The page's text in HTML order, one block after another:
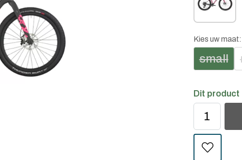
Kies uw
small
Dit product